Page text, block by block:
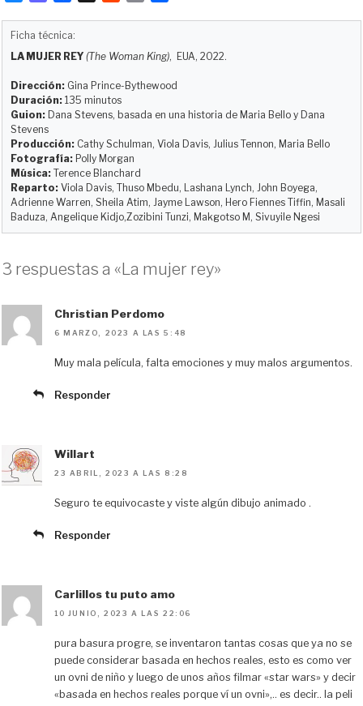
u
s
k
y
o
d
o
n
b
o
o
k
i
t
l
a
r
i
r
Ficha técnica:
LA MUJER REY (The Woman King), EUA, 2022.
Dirección: Gina Prince-Bythewood
Duración: 135 minutos
Guion: Dana Stevens, basada en una historia de Maria Bello y Dana
Stevens
Producción: Cathy Schulman, Viola Davis, Julius Tennon, Maria Bello
Fotografía: Polly Morgan
Música: Terence Blanchard
Reparto: Viola Davis, Thuso Mbedu, Lashana Lynch, John Boyega,
Adrienne Warren, Sheila Atim, Jayme Lawson, Hero Fiennes Tiffin, Masali
Baduza, Angelique Kidjo,Zozibini Tunzi, Makgotso M, Sivuyile Ngesi
3 respuestas a «La mujer rey»
Christian Perdomo
6 MARZO, 2023 A LAS 5:48
Muy mala película, falta emociones y muy malos argumentos.
Responder
Willart
23 ABRIL, 2023 A LAS 8:28
Seguro te equivocaste y viste algún dibujo animado .
Responder
Carlillos tu puto amo
10 JUNIO, 2023 A LAS 22:06
pura basura progre, se inventaron tantas cosas que ya no se
puede considerar basada en hechos reales, esto es como ver
un ovni de niño y luego de unos años filmar «star wars» y decir
«basada en hechos reales porque ví un ovni»,.. es decir.. la peli